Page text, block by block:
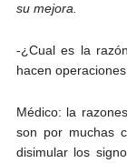
su mejora.
-¿Cual es la
hacen
Médico: la
son por muchas
disimular los